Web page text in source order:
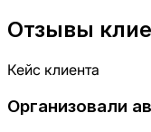
Отзывы
Кейс клиента
Организовали